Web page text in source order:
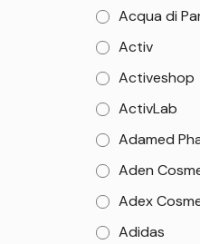
Acqua di
Activ
Activeshop
ActivLab
Adamed
Aden
Adex
Adidas